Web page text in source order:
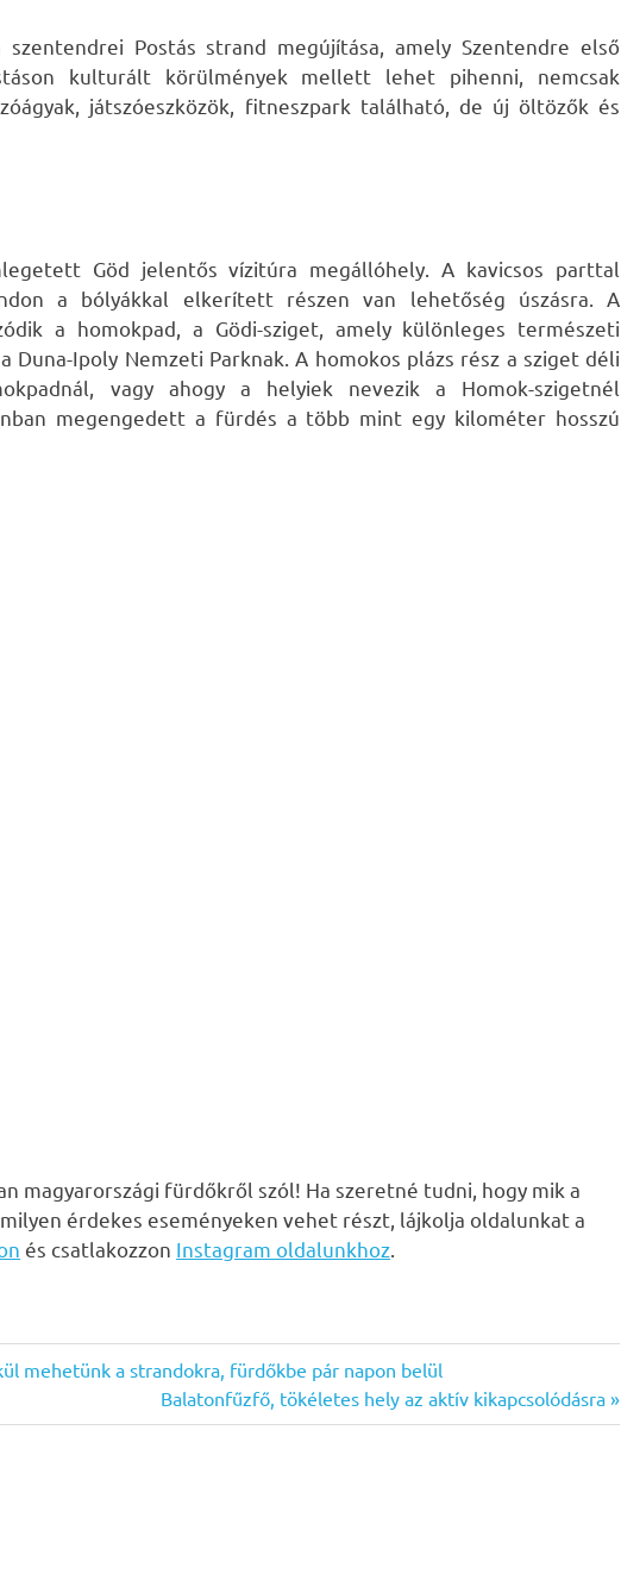
Postás strand megújítása, amely Szentendre első
kulturált körülmények mellett lehet pihenni, nemcsak
játszóeszközök, fitneszpark található, de új öltözők és
Göd jelentős vízitúra megállóhely. A kavicsos parttal
a bólyákkal elkerített részen van lehetőség úszásra. A
a homokpad, a Gödi-sziget, amely különleges természeti
Duna-Ipoly Nemzeti Parknak. A homokos plázs rész a sziget déli
vagy ahogy a helyiek nevezik a Homok-szigetnél
megengedett a fürdés a több mint egy kilométer hosszú
magyarországi fürdőkről szól! Ha szeretné tudni, hogy mik a
érdekes eseményeken vehet részt, lájkolja oldalunkat a
és csatlakozzon Instagram oldalunkhoz
mehetünk a strandokra, fürdőkbe pár napon belül
Next
Post:
Balatonfűzfő, tökéletes hely az aktív kikapcsolódásra